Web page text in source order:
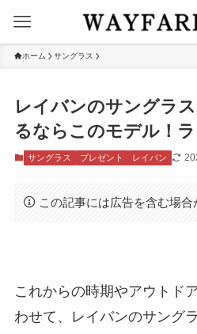
ホーム サングラス
レイバンのサングラ
るならこのモデル！
サングラス プレゼント レイバン
この記事には広告を含む場合
これからの時期やアウトド
わせて、レイバンのサング